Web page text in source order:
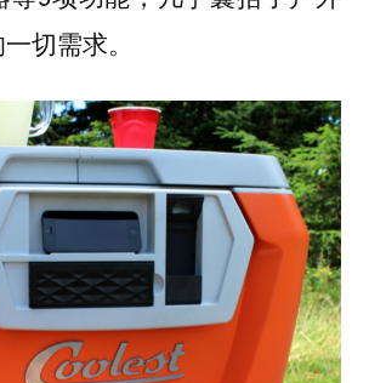
切需求。